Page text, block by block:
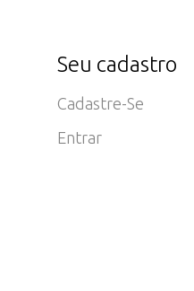
Seu cadastro
Cadastre-Se
Entrar